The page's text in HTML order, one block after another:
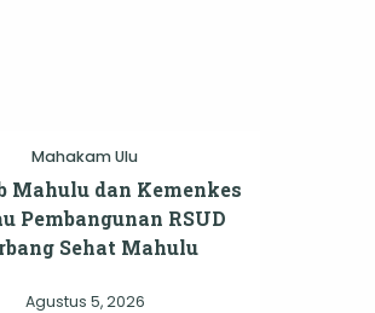
Mahakam Ulu
Mahulu dan Kemenkes
Pembangunan RSUD
Sehat Mahulu
Agustus 5, 2026